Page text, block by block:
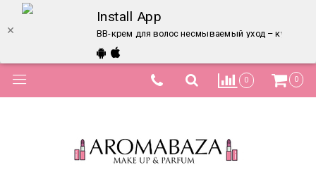
Install App
BB-крем для волос несмываемый уход – купить в
0 0